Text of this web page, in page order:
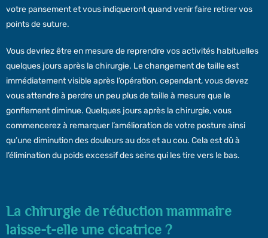
votre pansement et vous indiqueront quand venir faire retirer vos
points de suture.
Vous devriez être en mesure de reprendre vos activités habituelles
quelques jours après la chirurgie. Le changement de taille est
immédiatement visible après l’opération, cependant, vous devez
vous attendre à perdre un peu plus de taille à mesure que le
gonflement diminue. Quelques jours après la chirurgie, vous
commencerez à remarquer l’amélioration de votre posture ainsi
qu’une diminution des douleurs au dos et au cou. Cela est dû à
l’élimination du poids excessif des seins qui les tire vers le bas.
La chirurgie de réduction mammaire
laisse-t-elle une cicatrice ?